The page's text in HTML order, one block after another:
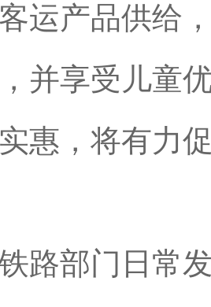
运产品供给
并享受儿童
惠，将有力
部门日常发